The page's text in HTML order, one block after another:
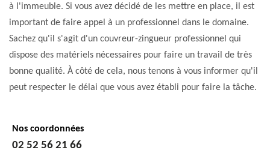
à l'immeuble. Si vous avez décidé de les mettre en place, il est
important de faire appel à un professionnel dans le domaine.
Sachez qu'il s'agit d'un couvreur-zingueur professionnel qui
dispose des matériels nécessaires pour faire un travail de très
bonne qualité. À côté de cela, nous tenons à vous informer qu'il
peut respecter le délai que vous avez établi pour faire la tâche.
Nos coordonnées
02 52 56 21 66